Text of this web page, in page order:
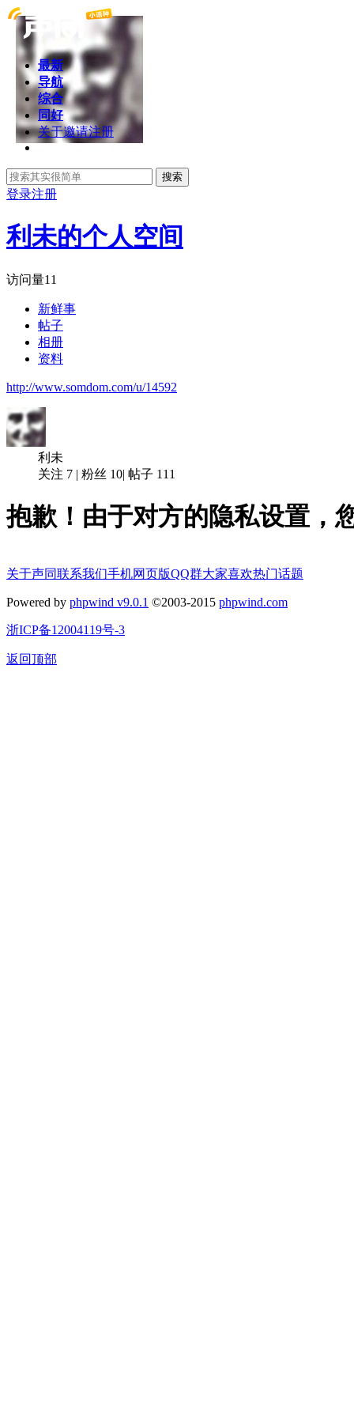
最新
导航
综合
同好
关于邀请注册
搜索
登录注册
利未的个人空间
访问量11
新鲜事
帖子
相册
资料
http://www.somdom.com/u/14592
利未
关注 7 | 粉丝 10| 帖子 111
抱歉！由于对方的隐私设置，
关于声同联系我们手机网页版QQ群大家喜欢热门话题
Powered by phpwind v9.0.1 ©2003-2015 phpwind.com
浙ICP备12004119号-3
返回顶部